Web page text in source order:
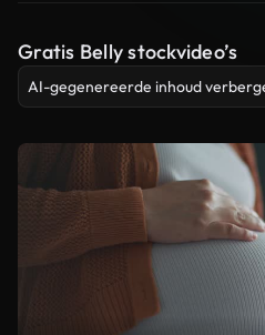
Gratis Belly stockvideo’s
AI-gegenereerde inhoud